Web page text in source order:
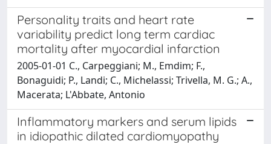
Personality traits and heart rate
variability predict long term cardiac
mortality after myocardial infarction
2005-01-01 C., Carpeggiani; M., Emdim; F.,
Bonaguidi; P., Landi; C., Michelassi; Trivella, M. G.; A.,
Macerata; L'Abbate, Antonio
Inflammatory markers and serum lipids
in idiopathic dilated cardiomyopathy